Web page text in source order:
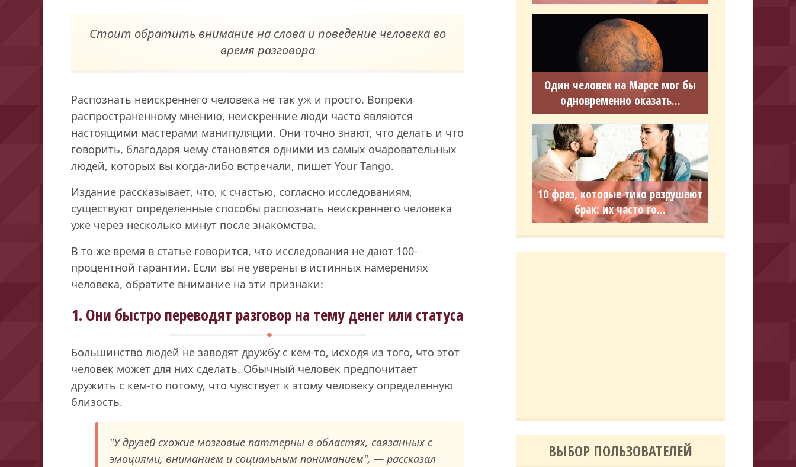
Стоит обратить внимание на слова и поведение человека во
время разговора
Распознать неискреннего человека не так уж и просто. Вопреки
распространенному мнению, неискренние люди часто являются
настоящими мастерами манипуляции. Они точно знают, что делать и что
говорить, благодаря чему становятся одними из самых очаровательных
людей, которых вы когда-либо встречали, пишет Your Tango.
Издание рассказывает, что, к счастью, согласно исследованиям,
существуют определенные способы распознать неискреннего человека
уже через несколько минут после знакомства.
В то же время в статье говорится, что исследования не дают 100-
процентной гарантии. Если вы не уверены в истинных намерениях
человека, обратите внимание на эти признаки:
1. Они быстро переводят разговор на тему денег или статуса
Большинство людей не заводят дружбу с кем-то, исходя из того, что этот
человек может для них сделать. Обычный человек предпочитает
дружить с кем-то потому, что чувствует к этому человеку определенную
близость.
"У друзей схожие мозговые паттерны в областях, связанных с
эмоциями, вниманием и социальным пониманием", — рассказал
Один человек на Марсе мог бы
одновременно оказать...
10 фраз, которые тихо разрушают
брак: их часто го...
ВЫБОР ПОЛЬЗОВАТЕЛЕЙ